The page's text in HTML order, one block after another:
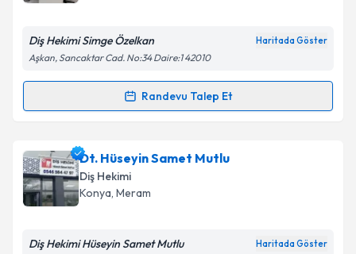
Kişisel verilerimin işlenmesine ilişkin
Metni'ni okudum ve kişisel verilerimin belirtilen
Takvim Talebini Gönder
Diş Hekimi Simge Özelkan Haritada Göster
Aşkan, Sancaktar Cad. No:34 Daire:1 42010
Randevu Talep Et
Randevu Takvimi Talebi
Dt. Simge Özelkaniçin randevu takvimi talebi
oluşturun. Size bu uzmandan randevu almanız için bir
takvim hazırlandığında e-posta ile bilgilendireceğiz.
Dt. Hüseyin Samet Mutlu
Diş Hekimi
Konya, Meram
Diş Hekimi Hüseyin Samet Mutlu Haritada Göster